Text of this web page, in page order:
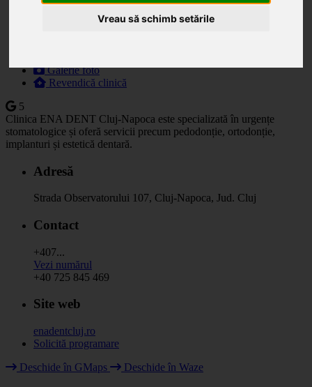
Vreau să schimb setările
Descriere
Galerie foto
Revendică clinică
5
Clinica ENA DENT Cluj-Napoca este specializată în urgențe
stomatologice și oferă servicii precum pedodonție, ortodonție,
implanturi și estetică dentară.
Adresă
Strada Observatorului 107, Cluj-Napoca, Jud. Cluj
Contact
+407...
Vezi numărul
+40 725 845 469
Site web
enadentcluj.ro
Solicită programare
Deschide în GMaps
Deschide în Waze